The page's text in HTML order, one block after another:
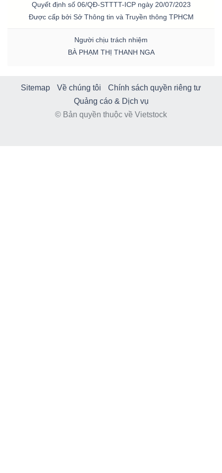
Quyết định số 06/QĐ-STTTT-ICP ngày 20/07/2023
Được cấp bởi Sở Thông tin và Truyền thông TPHCM
Người chịu trách nhiệm
BÀ PHẠM THỊ THANH NGA
Sitemap Về chúng tôi
Chính sách quyền riêng tư
Quảng cáo & Dịch vụ
© Bản quyền thuộc về Vietstock